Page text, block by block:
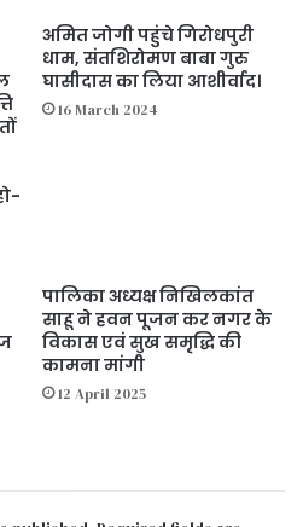
अमित जोगी पहुंचे गिरोधपुरी
धाम, संतशिरोमण बाबा गुरु
घासीदास का लिया आशीर्वाद।
16 March 2024
पालिका अध्यक्ष निखिलकांत
साहू ने हवन पूजन कर नगर के
विकास एवं सुख समृद्धि की
कामना मांगी
12 April 2025